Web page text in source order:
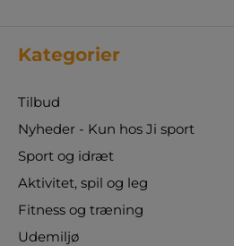
Kategorier
Tilbud
Nyheder - Kun hos Ji sport
Sport og idræt
Aktivitet, spil og leg
Fitness og træning
Udemiljø